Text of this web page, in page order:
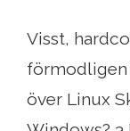
Visst,
förmodligen
över Linux